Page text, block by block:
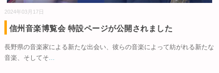
2024年03月17日
信州音楽博覧会 特設ページが公開されました
長野県の音楽家による新たな出会い、彼らの音楽によって紡がれる新たな
音楽、そしてそ...